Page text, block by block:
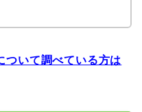
ついて調べている方は